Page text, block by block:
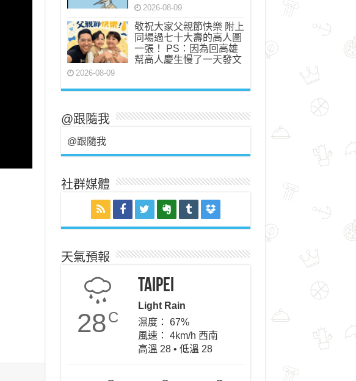
2026-08-09
敬祝大家父親節快樂 附上
同場過七十大壽的高人圖
一張！ PS：因為回高雄
幫高人慶生慢了一天發文
2026-08-09
@跟隨我
@跟隨我
社群媒體
天氣預報
28C
Taipei
Light Rain
濕度： 67%
風速： 4km/h 西南
高溫 28 • 低溫 28